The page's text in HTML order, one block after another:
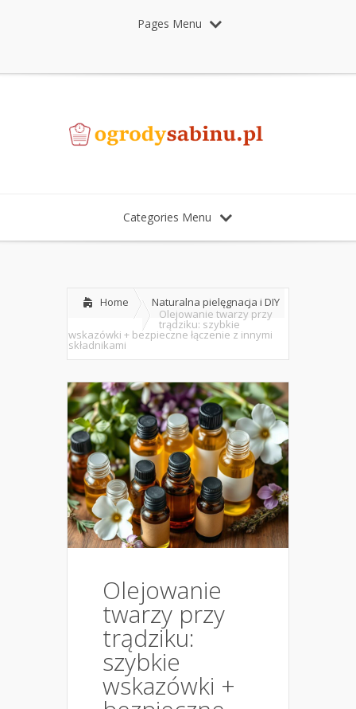
Pages Menu
Categories Menu
Home
Naturalna pielęgnacja i DIY
Olejowanie twarzy przy
trądziku: szybkie
wskazówki + bezpieczne łączenie z innymi
składnikami
Olejowanie
twarzy przy
trądziku:
szybkie
wskazówki +